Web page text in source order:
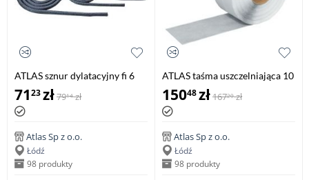
ATLAS sznur dylatacyjny fi 6
mm, 50 mb
7123zł7914 zł
Atlas Sp z o.o.
Łódź
98 produkty
ATLAS taśma uszczelniająca 10
mb /szer. 12cm/
15048zł16720 zł
Atlas Sp z o.o.
Łódź
98 produkty